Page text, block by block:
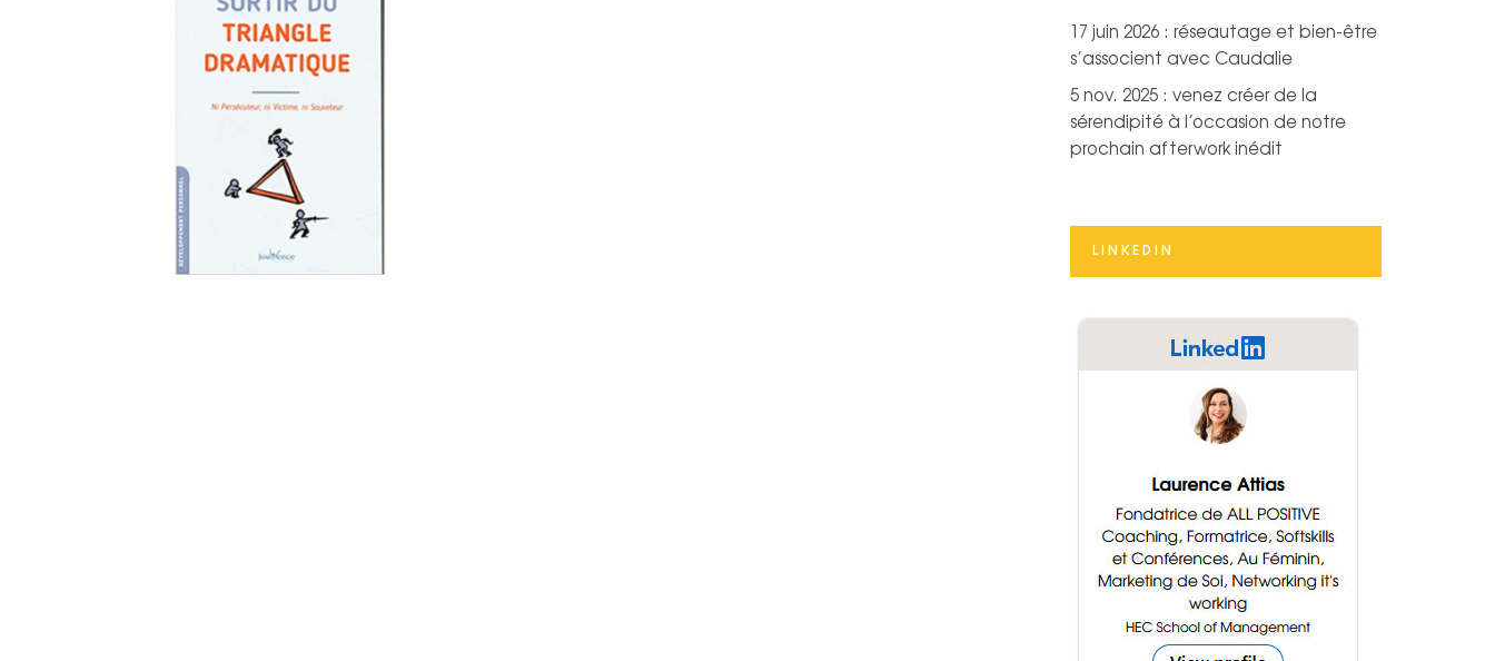
17 juin 2026 : réseautage et bien-être
s’associent avec Caudalie
5 nov. 2025 : venez créer de la
sérendipité à l’occasion de notre
prochain afterwork inédit
LINKEDIN